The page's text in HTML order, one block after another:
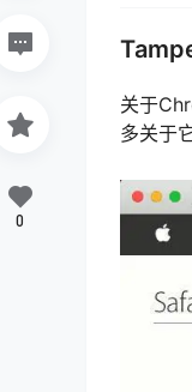
关于
多关于
0